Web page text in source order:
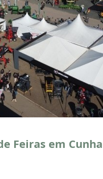
Feiras em Cunha